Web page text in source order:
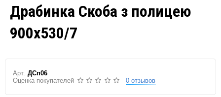
Драбинка Скоба з полицею
900х530/7
Арт. ДСп06
Оценка покупателей
0 отзывов